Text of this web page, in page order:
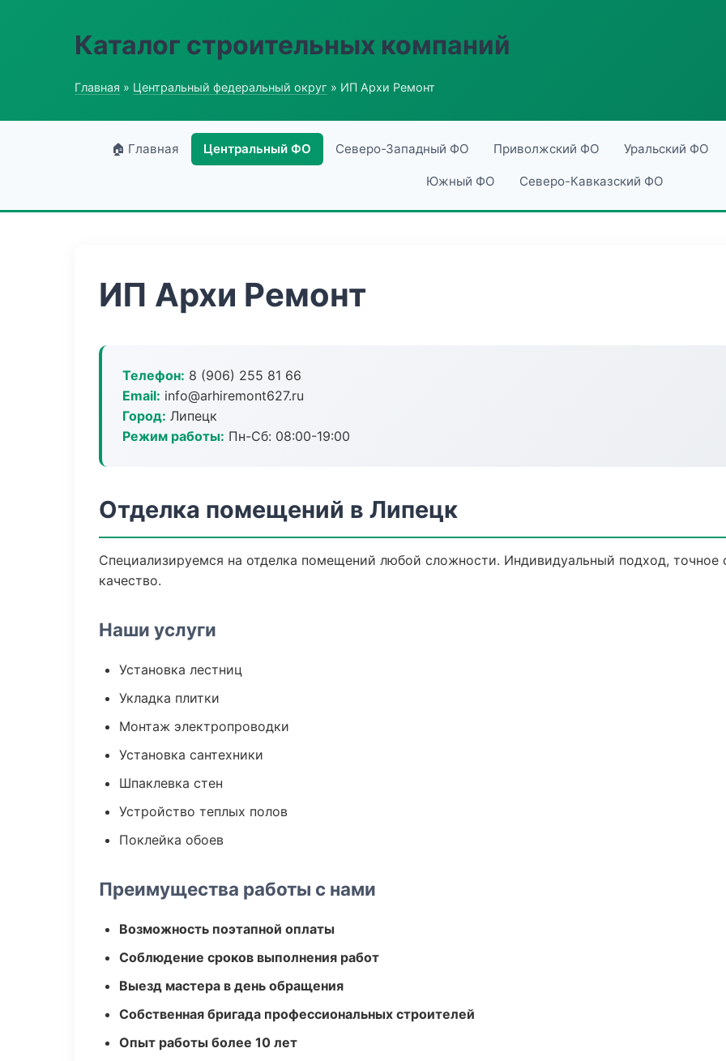
Каталог строительных компаний
Главная » Центральный федеральный округ » ИП Архи Ремонт
🏠 Главная Центральный ФО Северо-Западный ФО Приволжский ФО Уральский ФО
Южный ФО Северо-Кавказский ФО
ИП Архи Ремонт
Телефон: 8 (906) 255 81 66
Email: info@arhiremont627.ru
Город: Липецк
Режим работы: Пн-Сб: 08:00-19:00
Отделка помещений в Липецк
Специализируемся на отделка помещений любой сложности. Индивидуальный подход, точное
качество.
Наши услуги
Установка лестниц
Укладка плитки
Монтаж электропроводки
Установка сантехники
Шпаклевка стен
Устройство теплых полов
Поклейка обоев
Преимущества работы с нами
Возможность поэтапной оплаты
Соблюдение сроков выполнения работ
Выезд мастера в день обращения
Собственная бригада профессиональных строителей
Опыт работы более 10 лет